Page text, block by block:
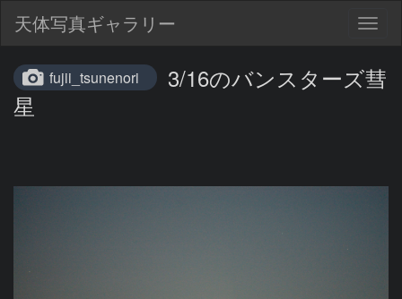
天体写真ギャラリー
fujii_tsunenori
3/16のバンスターズ彗
星